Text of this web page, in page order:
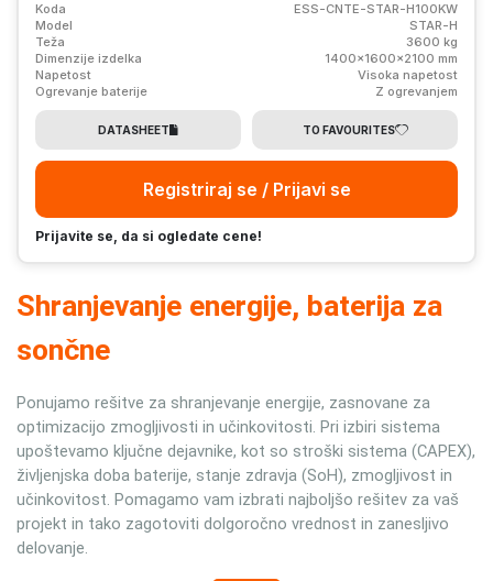
Koda
ESS-CNTE-STAR-H100KW
Model
STAR-H
Teža
3600 kg
Dimenzije izdelka
1400x1600x2100 mm
Napetost
Visoka napetost
Ogrevanje baterije
Z ogrevanjem
DATASHEET TO FAVOURITES
Registriraj se / Prijavi se
Prijavite se, da si ogledate cene!
Shranjevanje energije, baterija za
sončne
Ponujamo rešitve za shranjevanje energije, zasnovane za
optimizacijo zmogljivosti in učinkovitosti. Pri izbiri sistema
upoštevamo ključne dejavnike, kot so stroški sistema (CAPEX),
življenjska doba baterije, stanje zdravja (SoH), zmogljivost in
učinkovitost. Pomagamo vam izbrati najboljšo rešitev za vaš
projekt in tako zagotoviti dolgoročno vrednost in zanesljivo
delovanje.